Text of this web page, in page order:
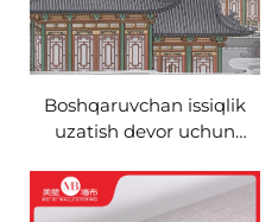
Ombordagi zavoddan
toptan sotish
Boshqaruvchan issiqlik
uzatish devor uchun
rasmlar: Barcha uy,
mehmonxona, koridor va